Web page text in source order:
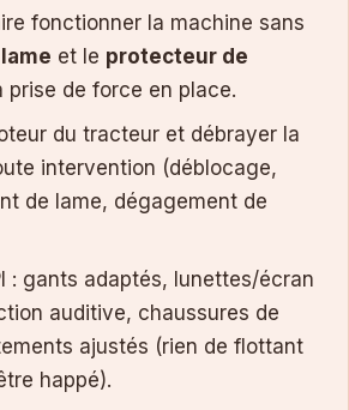
fonctionner la machine sans
et le protecteur de
prise de force en place.
du tracteur et débrayer la
intervention (déblocage,
de lame, dégagement de
: gants adaptés, lunettes/écran
auditive, chaussures de
ajustés (rien de flottant
happé).